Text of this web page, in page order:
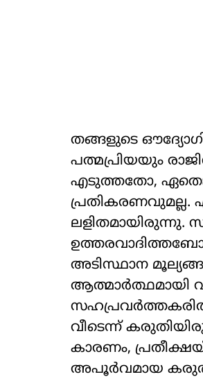
തങ്ങളുടെ
പത്മപ്രിയയും
എടുത്തതോ,
പ്രതികരണവുമല്ല.
ലളിതമായിരുന്നു.
അടിസ്ഥാന
ആത്മാര്‍ത്ഥമായി
വീടെന്ന്
കാരണം,
അപൂര്‍വമായ